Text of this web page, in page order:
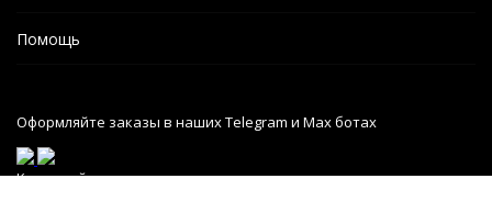
Помощь
Оформляйте заказы в наших Telegram и Max ботах
Карта сайта